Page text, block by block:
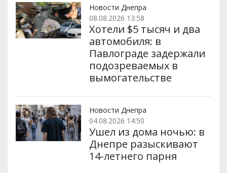
Новости Днепра
08.08.2026 13:58
Хотели $5 тысяч и два
автомобиля: в
Павлограде задержали
подозреваемых в
вымогательстве
Новости Днепра
04.08.2026 14:50
Ушел из дома ночью: в
Днепре разыскивают
14-летнего парня